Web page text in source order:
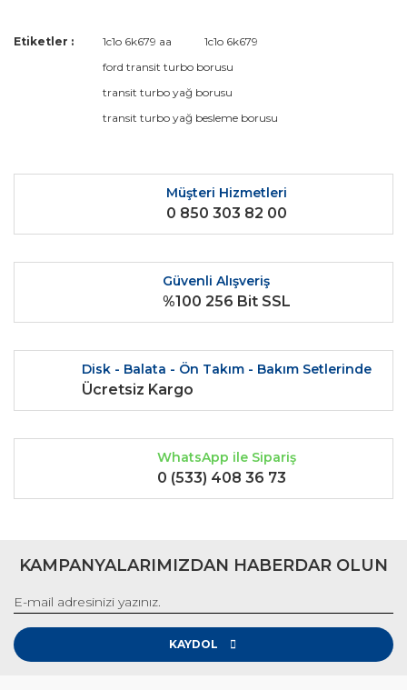
Bu ürüne ilk yorumu siz yapın!
Yorum Yaz
Bu ürünün fiyat bilgisi, resim, ürün açıklamalarında ve diğer
kullanarak tarafımıza iletebilirsiniz.
Görüş ve önerileriniz için teşekkür ederiz.
Ürün bilgilerinde hatalar bulunuyor.
Ürün fiyatı diğer sitelerden daha pahalı.
Bu ürüne benzer farklı alternatifler olmalı.
Etiketler : 1c1o 6k679 aa
1c1o 6k679
ford transit turbo borusu
transit turbo yağ borusu
transit turbo yağ besleme borusu
Müşteri Hizmetleri
0 850 303 82 00
Güvenli Alışveriş
%100 256 Bit SSL
Disk - Balata - Ön Takım - Bakım Setlerinde
Ücretsiz Kargo
WhatsApp ile Sipariş
0 (533) 408 36 73
KAMPANYALARIMIZDAN HABERDAR OLUN
KAYDOL